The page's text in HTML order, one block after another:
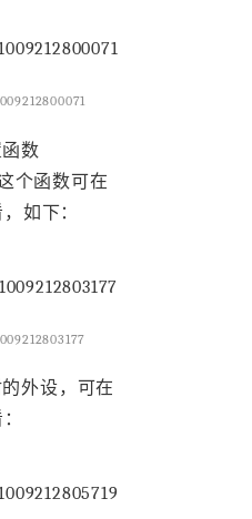
数
个函数可在
如下：
外设，可在